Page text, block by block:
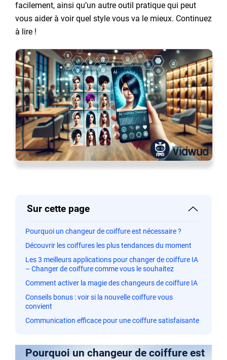
facilement, ainsi qu’un autre outil pratique qui peut
vous aider à voir quel style vous va le mieux. Continuez
à lire !
Sur cette page
Pourquoi un changeur de coiffure est nécessaire ?
Découvrir les coiffures les plus tendances du moment
Les 3 meilleurs applications pour changer de coiffure IA
– Changer de coiffure comme vous le souhaitez
Comment activer la magie des changeurs de coiffure IA
Conseils bonus : voir si la nouvelle coiffure vous
convient
Communication efficace pour une coiffure satisfaisante
Pourquoi un changeur de coiffure est